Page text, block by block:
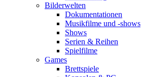
Bilderwelten
Dokumentationen
Musikfilme und -shows
Shows
Serien & Reihen
Spielfilme
Games
Brettspiele